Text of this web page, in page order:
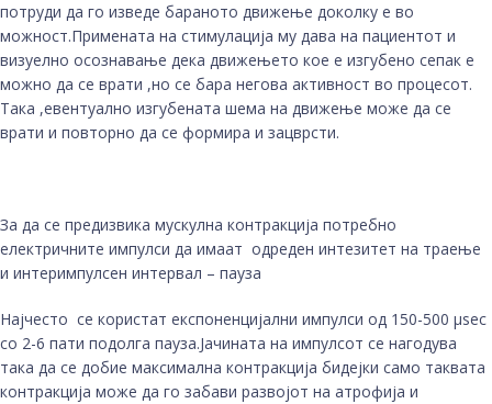
потруди да го изведе бараното движење доколку е во
можност.Примената на стимулација му дава на пациентот и
визуелно осознавање дека движењето кое е изгубено сепак е
можно да се врати ,но се бара негова активност во процесот.
Така ,евентуално изгубената шема на движење може да се
врати и повторно да се формира и зацврсти.
За да се предизвика мускулна контракција потребно
електричните импулси да имаат одреден интезитет на траење
и интеримпулсен интервал – пауза
Најчесто се користат експоненцијални импулси од 150-500 µsec
со 2-6 пати подолга пауза.Јачината на импулсот се нагодува
така да се добие максимална контракција бидејки само таквата
контракција може да го забави развојот на атрофија и